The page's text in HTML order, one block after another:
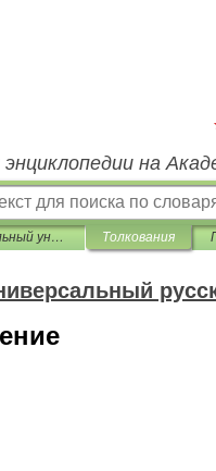
на
Дополнительный универсальный русско-английский словарь Толкования